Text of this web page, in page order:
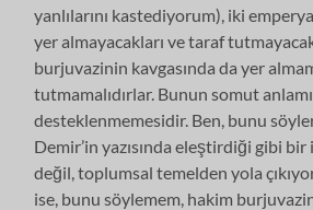
yanlılarını kastediyorum), iki
yer almayacakları ve taraf
burjuvazinin kavgasında da yer
tutmamalıdırlar. Bunun somut
desteklenmemesidir. Ben, bunu
Demir’in yazısında eleştirdiği gibi
değil, toplumsal temelden yola
ise, bunu söylemem, hakim